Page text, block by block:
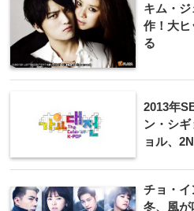
キム・
作！大ヒ
る
2013年
ン・シ
ョル、
チョ・イ
冬、風が